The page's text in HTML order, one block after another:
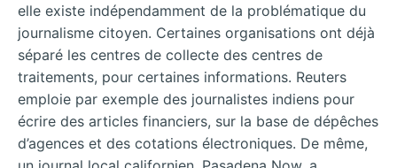
elle existe indépendamment de la problématique du
journalisme citoyen. Certaines organisations ont déjà
séparé les centres de collecte des centres de
traitements, pour certaines informations. Reuters
emploie par exemple des journalistes indiens pour
écrire des articles financiers, sur la base de dépêches
d’agences et des cotations électroniques. De même,